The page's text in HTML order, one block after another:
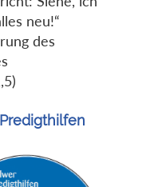
neu!“
des